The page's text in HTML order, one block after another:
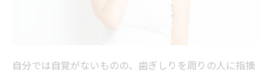
自分では自覚がないものの、歯ぎしりを周りの人に指摘